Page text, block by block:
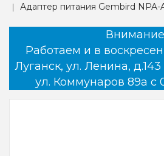
Адаптер питания Gembird NPA-
Работаем и в
Луганск, ул. Ленина,
ул. Коммунаров 89а с